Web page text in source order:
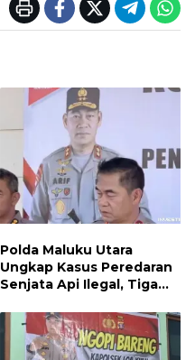
Polda Maluku Utara
Ungkap Kasus Peredaran
Senjata Api Ilegal, Tiga